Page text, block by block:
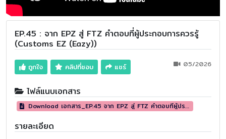
EP.45 : จาก EPZ สู่ FTZ คำตอบที่ผู้ประกอบการควรรู้
(Customs EZ (Eazy))
ถูกใจ คลิปที่ชอบ แชร์ 05/2026
ไฟล์แนบเอกสาร
Download เอกสาร_EP.45 จาก EPZ สู่ FTZ คำตอบที่ผู้ประกอบการควรรู้ (Customs EZ (Eazy))
รายละเอียด